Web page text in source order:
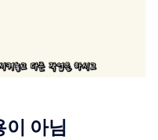
이 아님